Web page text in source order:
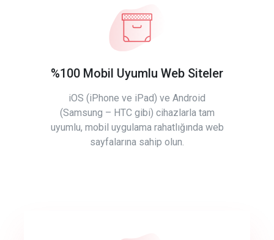
%100 Mobil Uyumlu Web Siteler
iOS (iPhone ve iPad) ve Android
(Samsung – HTC gibi) cihazlarla tam
uyumlu, mobil uygulama rahatlığında web
sayfalarına sahip olun.